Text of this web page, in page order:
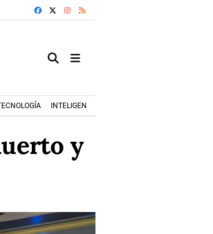
FACEBOOKINSTAGRAM
INTELIGENCIA ARTIFICIAL
y